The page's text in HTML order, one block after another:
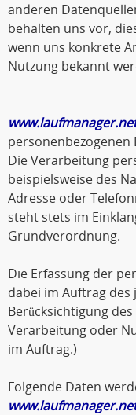
anderen
behalten uns vor,
wenn uns konkrete
Nutzung bekannt
personenbezogenen
Die Verarbeitung
beispielsweise des
Adresse oder
steht stets im
Grundverordnung.
Die Erfassung der
dabei im Auftrag
Berücksichtigung des
Verarbeitung oder
im Auftrag.)
Folgende Daten